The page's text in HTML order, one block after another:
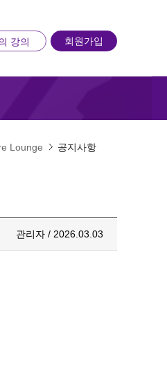
강의
회원가입
Lounge 공지사항
관리자 / 2026.03.03